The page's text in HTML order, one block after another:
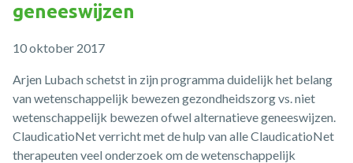
geneeswijzen
10 oktober 2017
Arjen Lubach schetst in zijn programma duidelijk het belang
van wetenschappelijk bewezen gezondheidszorg vs. niet
wetenschappelijk bewezen ofwel alternatieve geneeswijzen.
ClaudicatioNet verricht met de hulp van alle ClaudicatioNet
therapeuten veel onderzoek om de wetenschappelijk